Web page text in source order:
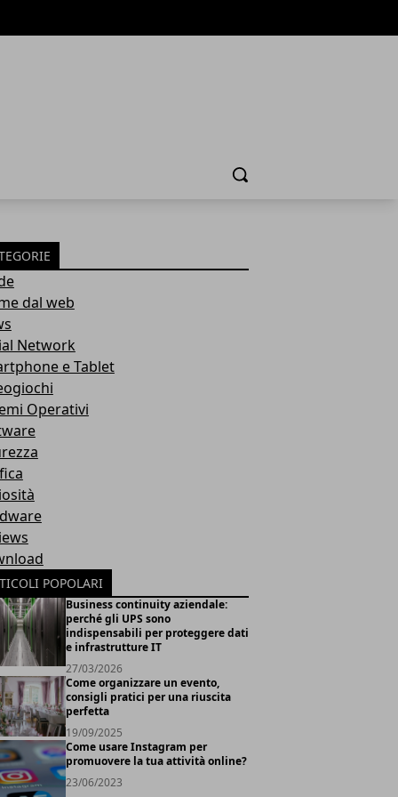
Cerca
dal web
Network
e Tablet
Operativi
POPOLARI
Business continuity aziendale:
perché gli UPS sono
indispensabili per proteggere dati
e infrastrutture IT
27/03/2026
Come organizzare un evento,
consigli pratici per una riuscita
perfetta
19/09/2025
Come usare Instagram per
promuovere la tua attività online?
23/06/2023